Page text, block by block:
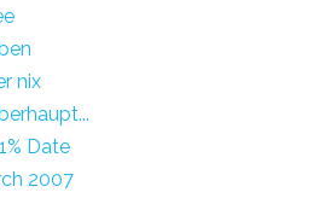
nix
Date
2007